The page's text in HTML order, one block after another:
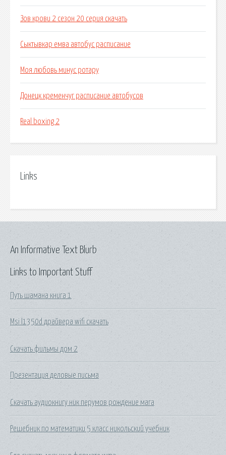
Зов крови 2 сезон 20 серия скачать
Сыктывкар емва автобус расписание
Моя любовь минус ротару
Донецк кременчуг расписание автобусов
Real boxing 2
Links
Links to Important Stuff
Путь шамана книга 1
Msi l1350d драйвера wifi скачать
Скачать фильмы дом 2
Презентация деловые письма
Скачать аудиокнигу ник перумов рождение мага
Решебник по математики 5 класс никольский учебник
An Informative Text Blurb